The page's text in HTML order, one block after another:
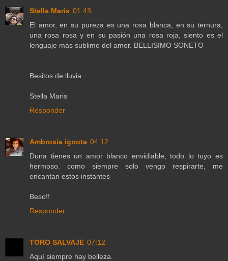
Stella Maris 01:43
El amor, en su pureza es una rosa blanca, en su ternura,
una rosa rosa y en su pasión una rosa roja, siento es el
lenguaje más sublime del amor. BELLISIMO SONETO
Besitos de lluvia
Stella Maris
Responder
Ambrosía ignota 04:12
Duna tienes un amor blanco envidiable, todo lo tuyo es
hermoso. como siempre solo vengo respirarte, me
encantan estos instantes
Beso!!
Responder
TORO SALVAJE 07:12
Aquí siempre hay belleza.